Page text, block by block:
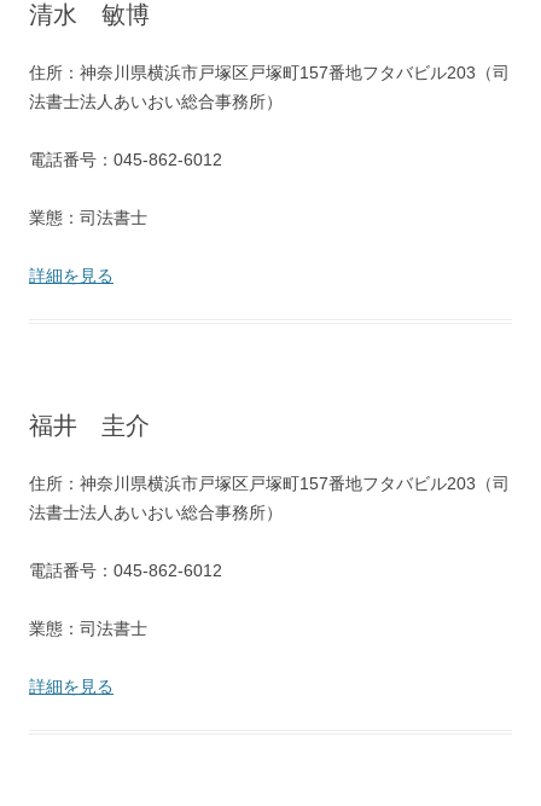
清水 敏博
住所：神奈川県横浜市戸塚区戸塚町157番地フタバビル203（司
法書士法人あいおい総合事務所）
電話番号：045-862-6012
業態：司法書士
詳細を見る
福井 圭介
住所：神奈川県横浜市戸塚区戸塚町157番地フタバビル203（司
法書士法人あいおい総合事務所）
電話番号：045-862-6012
業態：司法書士
詳細を見る